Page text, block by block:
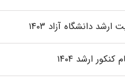
دانشگاه آزاد ۱۴۰۳
ارشد ۱۴۰۴